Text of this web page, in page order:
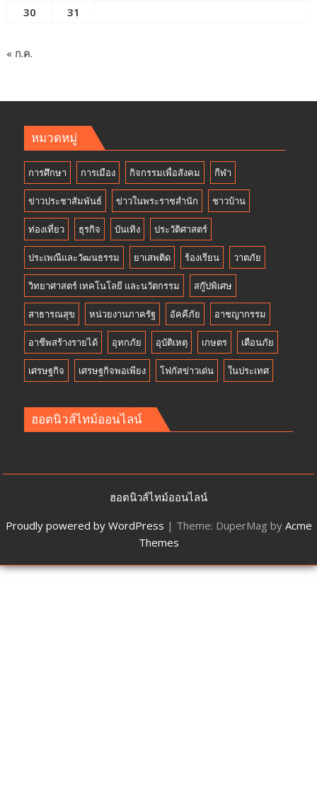
30
31
« ก.ค.
หมวดหมู่
การศึกษา การเมือง กิจกรรมเพื่อสังคม กีฬา
ข่าวประชาสัมพันธ์ ข่าวในพระราชสำนัก ชาวบ้าน
ท่องเที่ยว ธุรกิจ บันเทิง ประวัติศาสตร์
ประเพณีและวัฒนธรรม ยาเสพติด ร้องเรียน วาตภัย
วิทยาศาสตร์ เทคโนโลยี และนวัตกรรม สกู๊ปพิเศษ
สาธารณสุข หน่วยงานภาครัฐ อัคคีภัย อาชญากรรม
อาชีพสร้างรายได้ อุทกภัย อุบัติเหตุ เกษตร เตือนภัย
เศรษฐกิจ เศรษฐกิจพอเพียง โฟกัสข่าวเด่น ในประเทศ
ฮอตนิวส์ไทม์ออนไลน์
ฮอตนิวส์ไทม์ออนไลน์
Proudly powered by WordPress | Theme: DuperMag by Acme
Themes